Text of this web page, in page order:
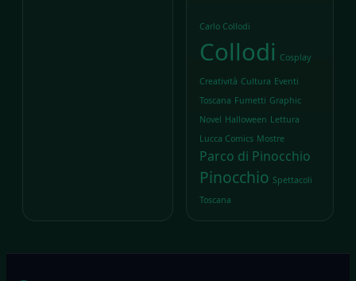
Carlo Collodi
Collodi Cosplay
Creatività Cultura Eventi
Toscana Fumetti Graphic
Novel Halloween Lettura
Lucca Comics Mostre
Parco di Pinocchio
Pinocchio Spettacoli
Toscana